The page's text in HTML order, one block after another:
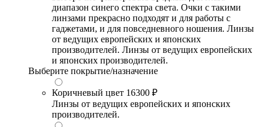
диапазон синего спектра света. Очки с такими
линзами прекрасно подходят и для работы с
гаджетами, и для повседневного ношения. Линзы
от ведущих европейских и японских
производителей. Линзы от ведущих европейских
и японских производителей.
Выберите покрытие/назначение
Коричневый цвет 16300 ₽
Линзы от ведущих европейских и японских
производителей.